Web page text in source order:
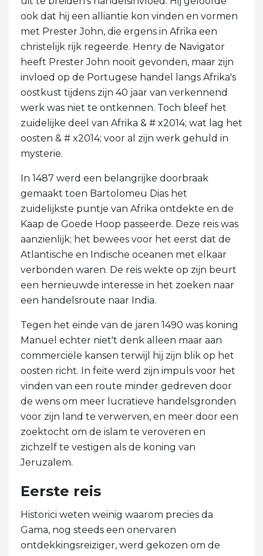
ook dat hij een alliantie kon vinden en vormen
met Prester John, die ergens in Afrika een
christelijk rijk regeerde. Henry de Navigator
heeft Prester John nooit gevonden, maar zijn
invloed op de Portugese handel langs Afrika's
oostkust tijdens zijn 40 jaar van verkennend
werk was niet te ontkennen. Toch bleef het
zuidelijke deel van Afrika & # x2014; wat lag het
oosten & # x2014; voor al zijn werk gehuld in
mysterie.
In 1487 werd een belangrijke doorbraak
gemaakt toen Bartolomeu Dias het
zuidelijkste puntje van Afrika ontdekte en de
Kaap de Goede Hoop passeerde. Deze reis was
aanzienlijk; het bewees voor het eerst dat de
Atlantische en Indische oceanen met elkaar
verbonden waren. De reis wekte op zijn beurt
een hernieuwde interesse in het zoeken naar
een handelsroute naar India.
Tegen het einde van de jaren 1490 was koning
Manuel echter niet't denk alleen maar aan
commerciële kansen terwijl hij zijn blik op het
oosten richt. In feite werd zijn impuls voor het
vinden van een route minder gedreven door
de wens om meer lucratieve handelsgronden
voor zijn land te verwerven, en meer door een
zoektocht om de islam te veroveren en
zichzelf te vestigen als de koning van
Jeruzalem.
Eerste reis
Historici weten weinig waarom precies da
Gama, nog steeds een onervaren
ontdekkingsreiziger, werd gekozen om de